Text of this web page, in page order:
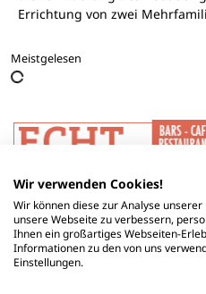
Errichtung von zwei
Meistgelesen
Wir verwenden Cookies!
Wir können diese zur Analyse
unsere Webseite zu verbessern,
Ihnen ein großartiges Webseiten-
Informationen zu den von uns
Einstellungen.